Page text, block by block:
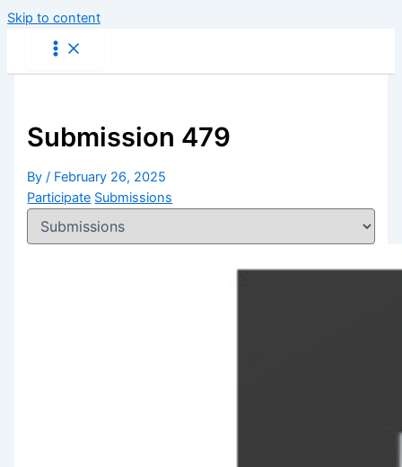
Skip to content
Submission 479
By/ February 26, 2025
Participate Submissions